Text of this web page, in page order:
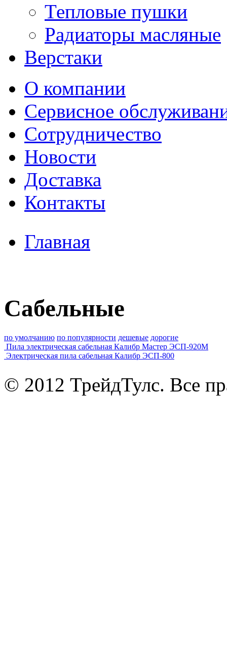
Тепловые пушки
Радиаторы масляные
Верстаки
О компании
Сервисное
Сотрудничество
Новости
Доставка
Контакты
Главная
Сабельные
по умолчанию по популярности дешевые дорогие
Пила электрическая сабельная Калибр Мастер ЭСП-920М
Электрическая пила сабельная Калибр ЭСП-800
© 2012 ТрейдТулс. Все